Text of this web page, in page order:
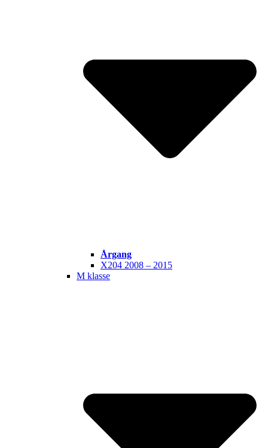
Årgang
X204 2008 – 2015
M klasse